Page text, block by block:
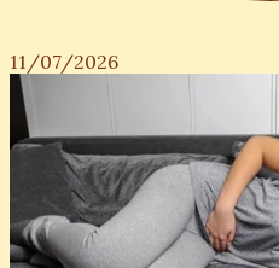
11/07/2026